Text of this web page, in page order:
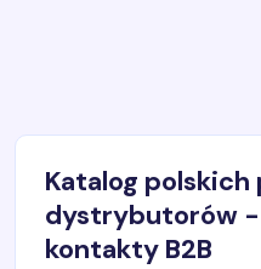
Katalog
dystrybutorów -
kontakty B2B